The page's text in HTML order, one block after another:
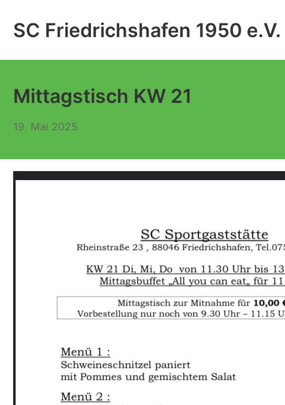
Inhalt
springen
SC Friedrichshafen 1950 e.V.
Mittagstisch KW 21
19. Mai 2025